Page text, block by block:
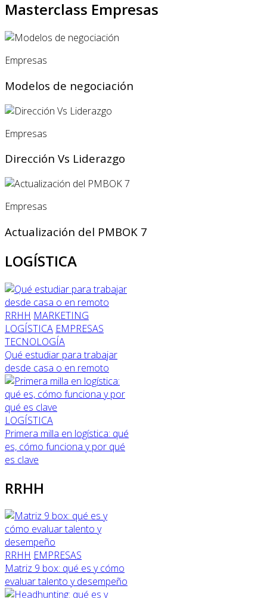
Masterclass Empresas
Empresas
Modelos de negociación
Empresas
Dirección Vs Liderazgo
Empresas
Actualización del PMBOK 7
LOGÍSTICA
RRHH MARKETING
LOGÍSTICA EMPRESAS
TECNOLOGÍA
Qué estudiar para trabajar
desde casa o en remoto
LOGÍSTICA
Primera milla en logística: qué
es, cómo funciona y por qué
es clave
RRHH
RRHH EMPRESAS
Matriz 9 box: qué es y cómo
evaluar talento y desempeño